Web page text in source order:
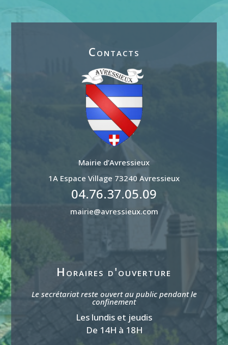
Contacts
Mairie d’Avressieux
1A Espace Village 73240 Avressieux
04.76.37.05.09
mairie@avressieux.com
Horaires d'ouverture
Le secrétariat reste ouvert au public pendant le
confinement
Les lundis et jeudis
De 14H à 18H